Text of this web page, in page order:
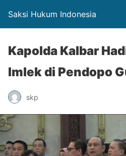
Saksi Hukum Indonesia
Kapolda Kalbar
Imlek di Pendopo
skp